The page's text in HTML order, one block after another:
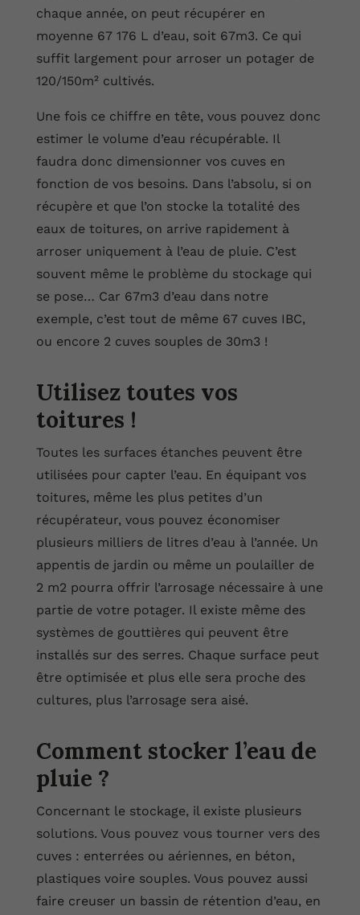
chaque année, on peut récupérer en
moyenne 67 176 L d’eau, soit 67m3. Ce qui
suffit largement pour arroser un potager de
120/150m² cultivés.
Une fois ce chiffre en tête, vous pouvez donc
estimer le volume d’eau récupérable. Il
faudra donc dimensionner vos cuves en
fonction de vos besoins. Dans l’absolu, si on
récupère et que l’on stocke la totalité des
eaux de toitures, on arrive rapidement à
arroser uniquement à l’eau de pluie. C’est
souvent même le problème du stockage qui
se pose… Car 67m3 d’eau dans notre
exemple, c’est tout de même 67 cuves IBC,
ou encore 2 cuves souples de 30m3 !
Utilisez toutes vos
toitures !
Toutes les surfaces étanches peuvent être
utilisées pour capter l’eau. En équipant vos
toitures, même les plus petites d’un
récupérateur, vous pouvez économiser
plusieurs milliers de litres d’eau à l’année. Un
appentis de jardin ou même un poulailler de
2 m2 pourra offrir l’arrosage nécessaire à une
partie de votre potager. Il existe même des
systèmes de gouttières qui peuvent être
installés sur des serres. Chaque surface peut
être optimisée et plus elle sera proche des
cultures, plus l’arrosage sera aisé.
Comment stocker l’eau de
pluie ?
Concernant le stockage, il existe plusieurs
solutions. Vous pouvez vous tourner vers des
cuves : enterrées ou aériennes, en béton,
plastiques voire souples. Vous pouvez aussi
faire creuser un bassin de rétention d’eau, en